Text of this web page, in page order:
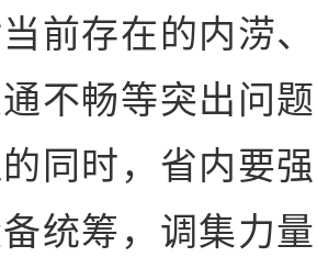
前存在的内涝
不畅等突出问
同时，省内要
统筹，调集力